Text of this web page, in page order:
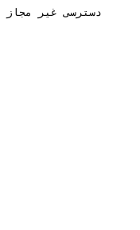
دسترسی غیر مجاز